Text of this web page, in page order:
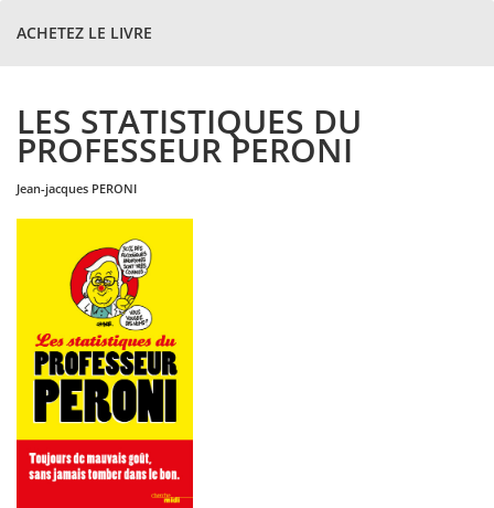
ACHETEZ LE LIVRE
LES STATISTIQUES DU
PROFESSEUR PERONI
jean-jacques PERONI